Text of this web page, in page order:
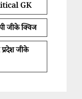
GK
जीके क्विज
जीके